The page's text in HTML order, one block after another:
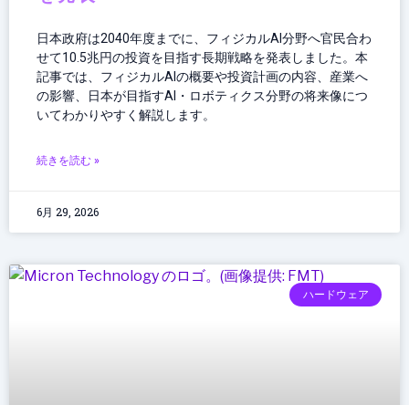
日本政府は2040年度までに、フィジカルAI分野へ官民合わ
せて10.5兆円の投資を目指す長期戦略を発表しました。本
記事では、フィジカルAIの概要や投資計画の内容、産業へ
の影響、日本が目指すAI・ロボティクス分野の将来像につ
いてわかりやすく解説します。
続きを読む »
6月 29, 2026
ハードウェア